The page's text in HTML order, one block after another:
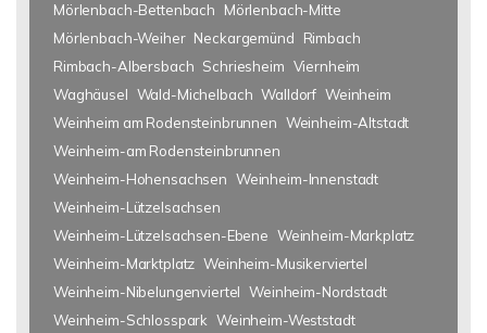
Mörlenbach-Bettenbach
Mörlenbach-Mitte
Mörlenbach-Weiher Neckargemünd
Rimbach
Rimbach-Albersbach Schriesheim Viernheim
Waghäusel Wald-Michelbach Walldorf Weinheim
Weinheim am Rodensteinbrunnen Weinheim-Altstadt
Weinheim-am Rodensteinbrunnen
Weinheim-Hohensachsen Weinheim-Innenstadt
Weinheim-Lützelsachsen
Weinheim-Lützelsachsen-Ebene Weinheim-Markplatz
Weinheim-Marktplatz Weinheim-Musikerviertel
Weinheim-Nibelungenviertel Weinheim-Nordstadt
Weinheim-Schlosspark Weinheim-Weststadt